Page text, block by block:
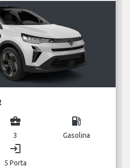
business_center
3
local_gas_station
Gasolina
login
5 Porta